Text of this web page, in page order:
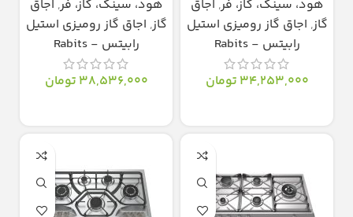
هود، سینک، گاز، فر, اجاق
گاز, اجاق گاز رومیزی استیل
رابیتس - Rabits
34,253,000 تومان
هود، سینک، گاز، فر, اجاق
گاز, اجاق گاز رومیزی استیل
رابیتس - Rabits
38,536,000 تومان